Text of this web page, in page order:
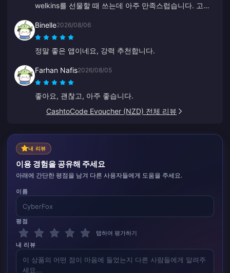
welkins를 선물할 때 쓰는데 아주 만족스럽습니다. 고객
기 정말 좋은 플랫폼입니다.
Binelle2026/08/06
정말 좋은 앱이네요, 강력 추천합니다.
Farhan Nafis2026/08/05
좋아요, 괜찮고, 아주 좋습니다.
CashtoCode Evoucher (NZD) 전체 리뷰
내 리뷰
이용 경험을 공유해 주세요
아래에 간단한 평점을 남겨 다른 사용자들에게 도움을 주세요.
이름
평점
탭하여 평가하기
내 리뷰